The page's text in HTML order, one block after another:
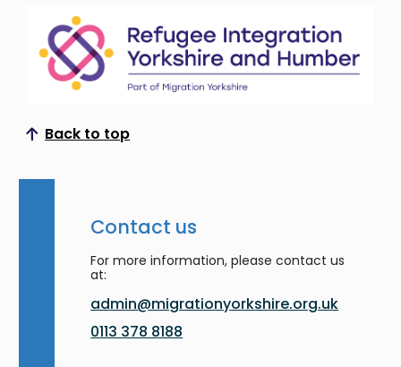
Back to top
Scroll to top
Contact us
For more information, please contact us
at:
admin@migrationyorkshire.org.uk
0113 378 8188